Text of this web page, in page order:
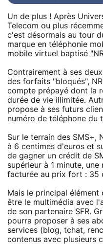
Un de plus ! Après
Telecom ou plus
c'est désormais au tour
marque en téléphonie
mobile virtuel baptisé
Contrairement à ses
des forfaits "bloqués",
compte prépayé dont la
durée de vie illimitée.
propose à ses futurs
numéro de téléphone du
Sur le terrain des SMS+,
à 6 centimes d'euros et
de gagner un crédit de
supérieur à 1 minute,
facturée au prix fort : 35
Mais le principal
être le multimédia avec
de son partenaire SFR.
pourra proposer à ses
services (blog, tchat,
contenus avec plusieurs